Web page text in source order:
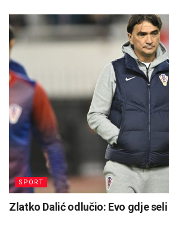
SPORT
Zlatko Dalić odlučio: Evo gdje seli